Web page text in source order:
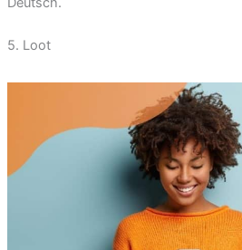
5. Loot